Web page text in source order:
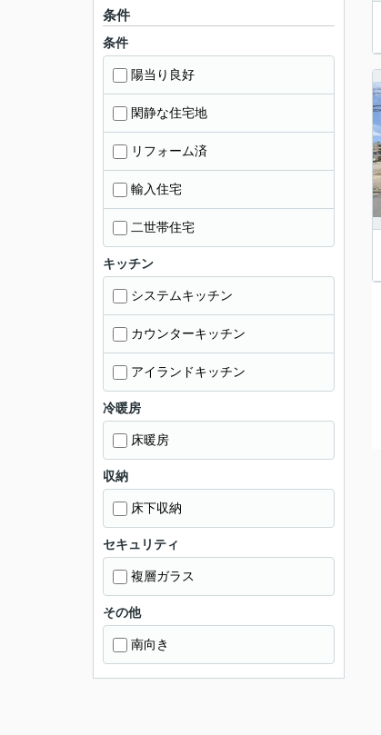
条件
条件
陽当り良好
閑静な住宅地
リフォーム済
輸入住宅
二世帯住宅
キッチン
システムキッチン
カウンターキッチン
アイランドキッチン
冷暖房
床暖房
収納
床下収納
セキュリティ
複層ガラス
その他
南向き